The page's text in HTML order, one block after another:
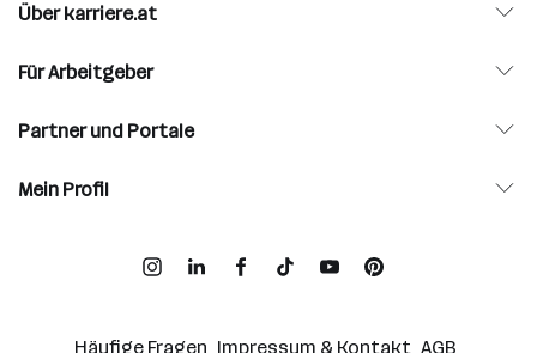
Über karriere.at
Für Arbeitgeber
Partner und Portale
Mein Profil
Häufige Fragen Impressum & Kontakt AGB